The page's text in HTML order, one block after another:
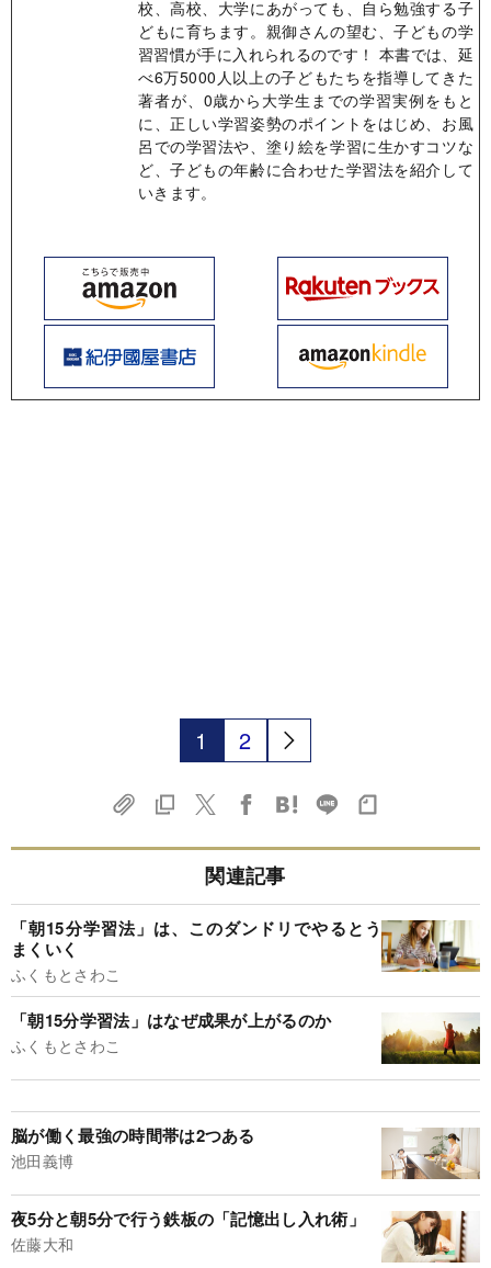
校、高校、大学にあがっても、自ら勉強する子
どもに育ちます。親御さんの望む、子どもの学
習習慣が手に入れられるのです！ 本書では、延
べ6万5000人以上の子どもたちを指導してきた
著者が、0歳から大学生までの学習実例をもと
に、正しい学習姿勢のポイントをはじめ、お風
呂での学習法や、塗り絵を学習に生かすコツな
ど、子どもの年齢に合わせた学習法を紹介して
いきます。
1 2
関連記事
「朝15分学習法」は、このダンドリでやるとう
まくいく
ふくもとさわこ
「朝15分学習法」はなぜ成果が上がるのか
ふくもとさわこ
脳が働く最強の時間帯は2つある
池田義博
夜5分と朝5分で行う鉄板の「記憶出し入れ術」
佐藤大和